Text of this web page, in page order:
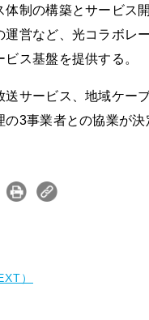
体制の構築とサービス
運営など、光コラボレ
ス基盤を提供する。
送サービス、地域ケー
の3事業者との協業が
）